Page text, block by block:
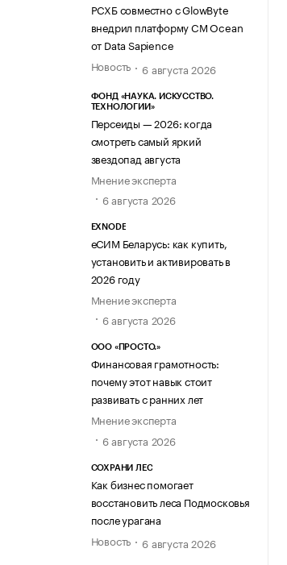
РСХБ совместно с GlowByte
внедрил платформу CM Ocean
от Data Sapience
Новость
6 августа 2026
ФОНД «НАУКА. ИСКУССТВО.
ТЕХНОЛОГИИ»
Персеиды — 2026: когда
смотреть самый яркий
звездопад августа
Мнение эксперта
6 августа 2026
EXNODE
еСИМ Беларусь: как купить,
установить и активировать в
2026 году
Мнение эксперта
6 августа 2026
ООО «ПРОСТО.»
Финансовая грамотность:
почему этот навык стоит
развивать с ранних лет
Мнение эксперта
6 августа 2026
СОХРАНИ ЛЕС
Как бизнес помогает
восстановить леса Подмосковья
после урагана
Новость
6 августа 2026